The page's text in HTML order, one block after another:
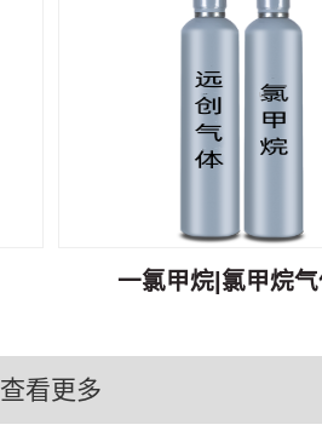
一氯甲烷|氯甲烷
查看更多